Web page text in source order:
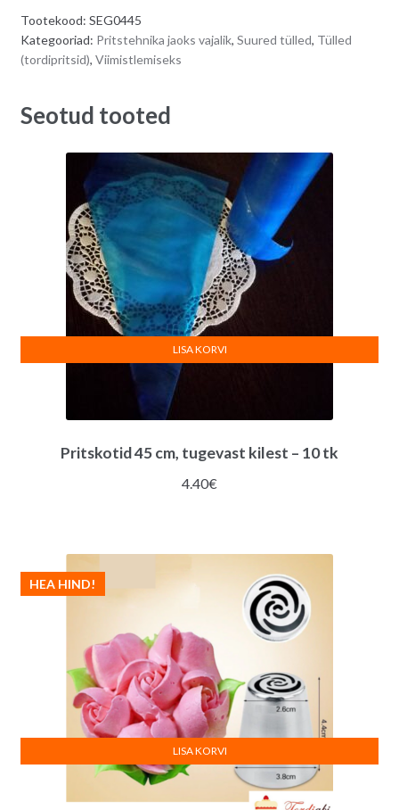
1G
quantity
n
:
Tootekood: SEG0445
Kategooriad: Pritstehnika jaoks vajalik, Suured tülled, Tülled
(tordipritsid), Viimistlemiseks
Seotud tooted
Pritskotid 45 cm, tugevast kilest – 10 tk
4.40€
LISA KORVI
HEA HIND!
LISA KORVI